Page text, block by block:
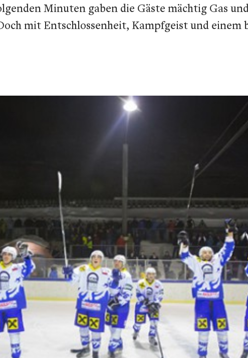
Minuten gaben die Gäste mächtig Gas
mit Entschlossenheit, Kampfgeist und einem